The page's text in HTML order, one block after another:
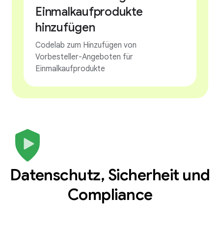
Einmalkaufprodukte
hinzufügen
Codelab zum Hinzufügen von
Vorbesteller-Angeboten für
Einmalkaufprodukte
Datenschutz, Sicherheit und
Compliance